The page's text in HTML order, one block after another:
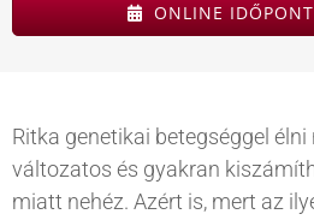
ONLINE
Ritka genetikai betegséggel
változatos és gyakran
miatt nehéz. Azért is, mert az